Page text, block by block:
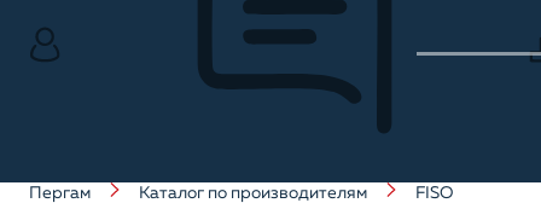
Пергам Каталог по производителям FISO